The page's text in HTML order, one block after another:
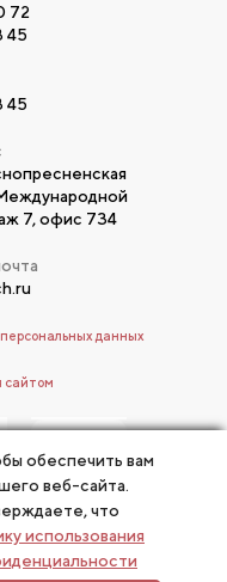
72
45
45
7, офис 734
данных
сайтом
Разработано
в «Две буквы»
обеспечить вам
веб-сайта.
что
использования